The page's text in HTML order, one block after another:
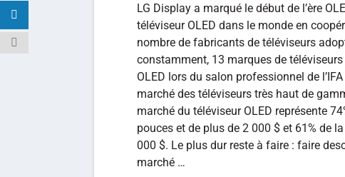
LG Display a marqué le début de l’ère
téléviseur OLED dans le monde en
nombre de fabricants de téléviseurs
constamment, 13 marques de
OLED lors du salon professionnel de
marché des téléviseurs très haut de
marché du téléviseur OLED représente
pouces et de plus de 2 000 $ et 61% de
000 $. Le plus dur reste à faire : faire
marché …